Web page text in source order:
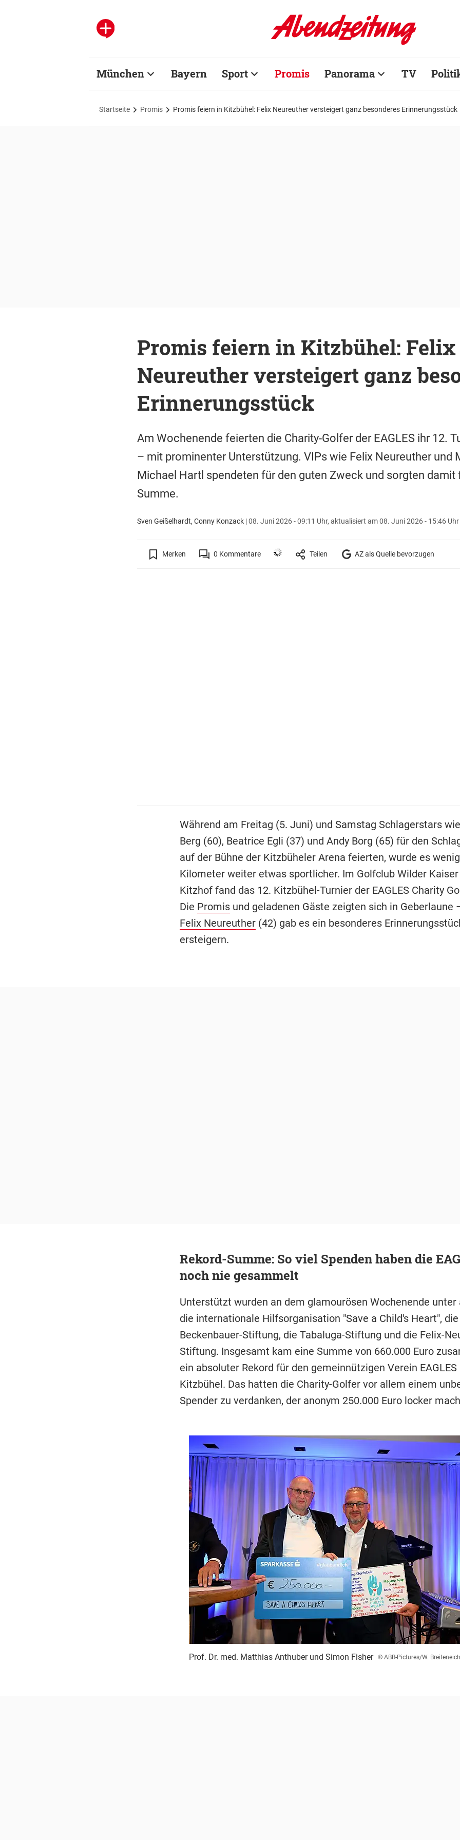
München Bayern Sport Promis Panorama TV
Startseite Promis Promis feiern in Kitzbühel: Felix Neureuther versteigert ganz besonderes Erinnerungsstück
Promis feiern in Kitzbühel: Felix
Neureuther versteigert ganz
Erinnerungsstück
Am Wochenende feierten die Charity-Golfer der EAGLES ihr 12.
– mit prominenter Unterstützung. VIPs wie Felix Neureuther und
Michael Hartl spendeten für den guten Zweck und sorgten damit
Summe.
Sven Geißelhardt, Conny Konzack|08. Juni 2026 - 09:11 Uhr, aktualisiert am 08. Juni 2026 - 15:46 Uhr
Merken 0 Kommentare Teilen AZ als Quelle bevorzugen
Während am Freitag (5. Juni) und Samstag Schlagerstars
Berg (60), Beatrice Egli (37) und Andy Borg (65) für den
auf der Bühne der Kitzbüheler Arena feierten, wurde es
Kilometer weiter etwas sportlicher. Im Golfclub Wilder
Kitzhof fand das 12. Kitzbühel-Turnier der EAGLES Charity
Die Promisund geladenen Gäste zeigten sich in Geberlaune
Felix Neureuther(42) gab es ein besonderes
ersteigern.
Rekord-Summe: So viel Spenden haben die
noch nie gesammelt
Unterstützt wurden an dem glamourösen Wochenende unter
die internationale Hilfsorganisation "Save a Child's Heart", die
Beckenbauer-Stiftung, die Tabaluga-Stiftung und die Felix-
Stiftung. Insgesamt kam eine Summe von 660.000 Euro
ein absoluter Rekord für den gemeinnützigen Verein EAGLES
Kitzbühel. Das hatten die Charity-Golfer vor allem einem
Spender zu verdanken, der anonym 250.000 Euro locker
Prof. Dr. med. Matthias Anthuber und Simon Fisher © ABR-Pictures/W.